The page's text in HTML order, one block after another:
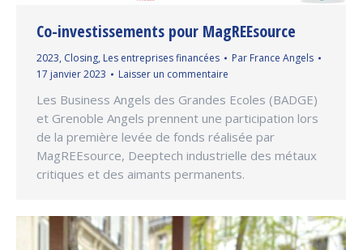
Co-investissements pour MagREEsource
2023, Closing, Les entreprises financées Par France Angels
17 janvier 2023
Laisser un commentaire
Les Business Angels des Grandes Ecoles (BADGE)
et Grenoble Angels prennent une participation lors
de la première levée de fonds réalisée par
MagREEsource, Deeptech industrielle des métaux
critiques et des aimants permanents.